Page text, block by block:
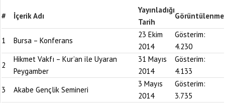
# İçerik Adı
Yayınladığı
Tarih
Görüntülenme
1 Bursa – Konferans
23 Ekim
2014
Gösterim:
4.230
2
Hikmet Vakfı – Kur’an ile Uyaran
Peygamber
31 Mayıs
2014
Gösterim:
4.133
3
Akabe Gençlik Semineri
3 Mayıs
2014
Gösterim:
3.735